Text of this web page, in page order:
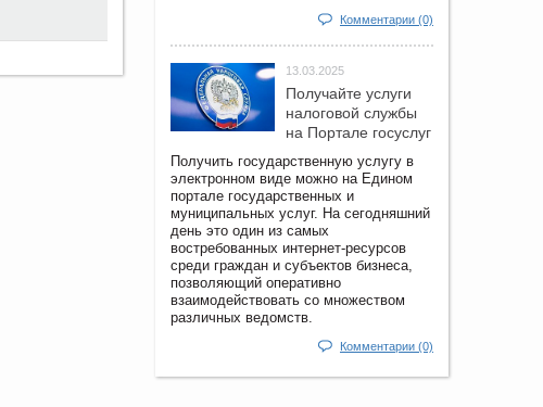
Комментарии (0)
13.03.2025
Получайте услуги
налоговой службы
на Портале госyслуг
Получить государственную услугу в
электронном виде можно на Едином
портале государственных и
муниципальных услуг. На сегодняшний
день это один из самых
востребованных интернет-ресурсов
среди граждан и субъектов бизнеса,
позволяющий оперативно
взаимодействовать со множеством
различных ведомств.
Комментарии (0)